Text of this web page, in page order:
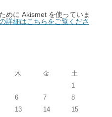
めに Akismet を使っていま
詳細はこちらをご覧くださ
木 金
土
1
6 7
8
13 14
15